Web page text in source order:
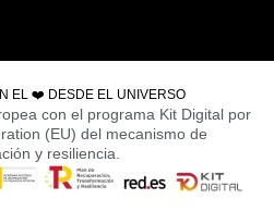
EL ❤️ DESDE EL UNIVERSO
con el programa Kit Digital por
(EU) del mecanismo de
y resiliencia.